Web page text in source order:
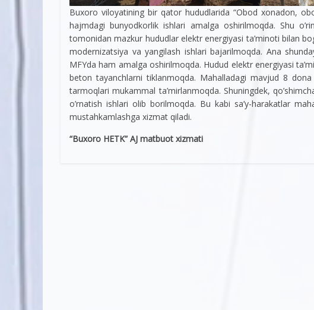
Buxoro viloyatining bir qator hududlarida “Obod xonadon,
hajmdagi bunyodkorlik ishlari amalga oshirilmoqda. Shu
tomonidan mazkur hududlar elektr energiyasi ta’minoti bilan
modernizatsiya va yangilash ishlari bajarilmoqda. Ana
MFYda ham amalga oshirilmoqda. Hudud elektr energiyasi
beton tayanchlarni tiklanmoqda. Mahalladagi mavjud 8
tarmoqlari mukammal ta’mirlanmoqda. Shuningdek,
o’rnatish ishlari olib borilmoqda. Bu kabi sa’y-harakatlar
mustahkamlashga xizmat qiladi.
“Buxoro HETK” AJ matbuot xizmati